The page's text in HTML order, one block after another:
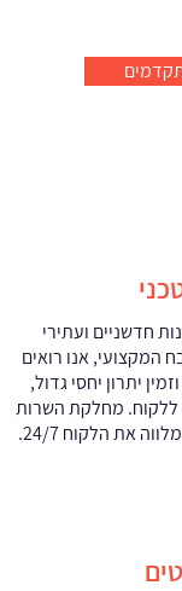
חדשניים ועתירי
המקצועי, אנו רואים
יתרון יחסי גדול,
ללקוח. מחלקת השרות
את הלקוח 24/7.